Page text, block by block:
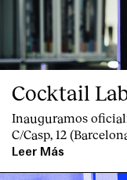
Cocktail
Inauguramos
C/Casp, 12
Leer Más